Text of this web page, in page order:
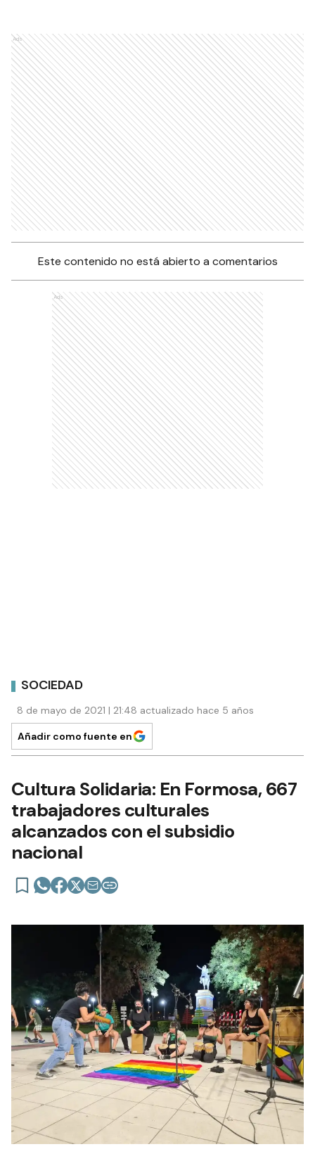
Ads
Este contenido no está abierto a comentarios
Ads
SOCIEDAD
8 de mayo de 2021 | 21:48 actualizado hace 5 años
Añadir como fuente en
Cultura Solidaria: En Formosa, 667
trabajadores culturales
alcanzados con el subsidio
nacional